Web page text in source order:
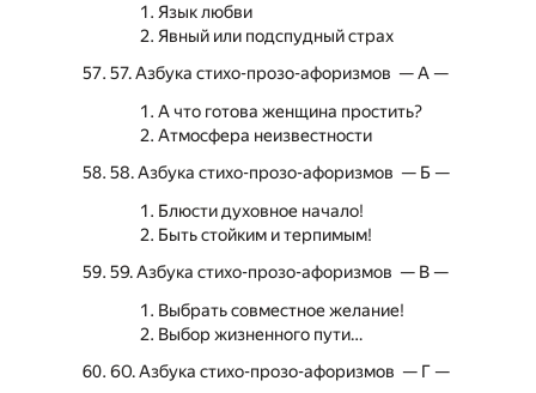
Язык любви
Явный или подспудный страх
57. Азбука стихо-прозо-афоризмов — А —
А что готова женщина простить?
Атмосфера неизвестности
58. Азбука стихо-прозо-афоризмов — Б —
Блюсти духовное начало!
Быть стойким и терпимым!
59. Азбука стихо-прозо-афоризмов — В —
Выбрать совместное желание!
Выбор жизненного пути…
60. Азбука стихо-прозо-афоризмов — Г —